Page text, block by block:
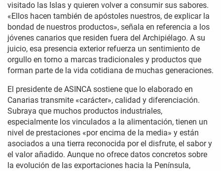
visitado las Islas y quieren volver a consumir sus sabores.
«Ellos hacen también de apóstoles nuestros, de explicar la
bondad de nuestros productos», señala en referencia a los
jóvenes canarios que residen fuera del Archipiélago. A su
juicio, esa presencia exterior refuerza un sentimiento de
orgullo en torno a marcas tradicionales y productos que
forman parte de la vida cotidiana de muchas generaciones.
El presidente de ASINCA sostiene que lo elaborado en
Canarias transmite «carácter», calidad y diferenciación.
Subraya que muchos productos industriales,
especialmente los vinculados a la alimentación, tienen un
nivel de prestaciones «por encima de la media» y están
asociados a una tierra reconocida por el disfrute, el sabor y
el valor añadido. Aunque no ofrece datos concretos sobre
la evolución de las exportaciones hacia la Península,